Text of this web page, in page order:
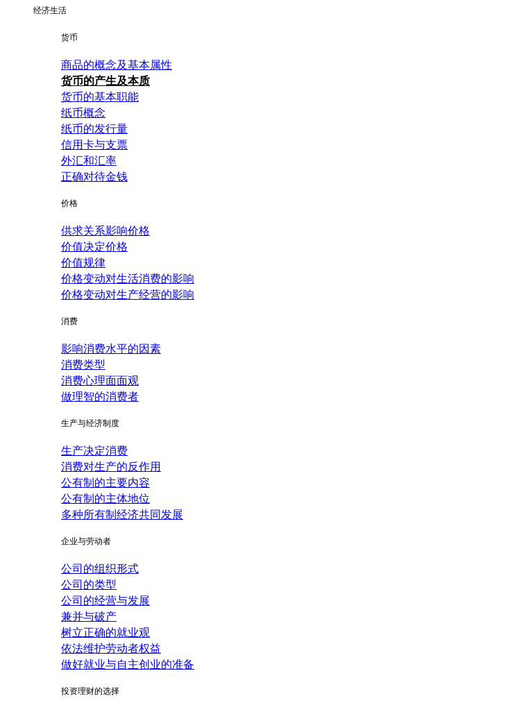
经济生活
货币
商品的概念及基本属性
货币的产生及本质
货币的基本职能
纸币概念
纸币的发行量
信用卡与支票
外汇和汇率
正确对待金钱
价格
供求关系影响价格
价值决定价格
价值规律
价格变动对生活消费的影响
价格变动对生产经营的影响
消费
影响消费水平的因素
消费类型
消费心理面面观
做理智的消费者
生产与经济制度
生产决定消费
消费对生产的反作用
公有制的主要内容
公有制的主体地位
多种所有制经济共同发展
企业与劳动者
公司的组织形式
公司的类型
公司的经营与发展
兼并与破产
树立正确的就业观
依法维护劳动者权益
做好就业与自主创业的准备
投资理财的选择